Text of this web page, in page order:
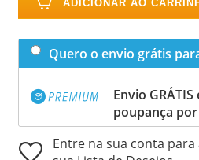
ADICIONAR AO
Quero o envio grátis
Envio
poupança
Entre na sua conta